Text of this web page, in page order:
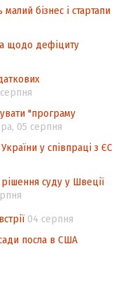
щодо
бізнес і стартапи
щодо дефіциту
"програму
05 серпня
у співпраці з ЄС
суду у Швеції
04 серпня
посла в США